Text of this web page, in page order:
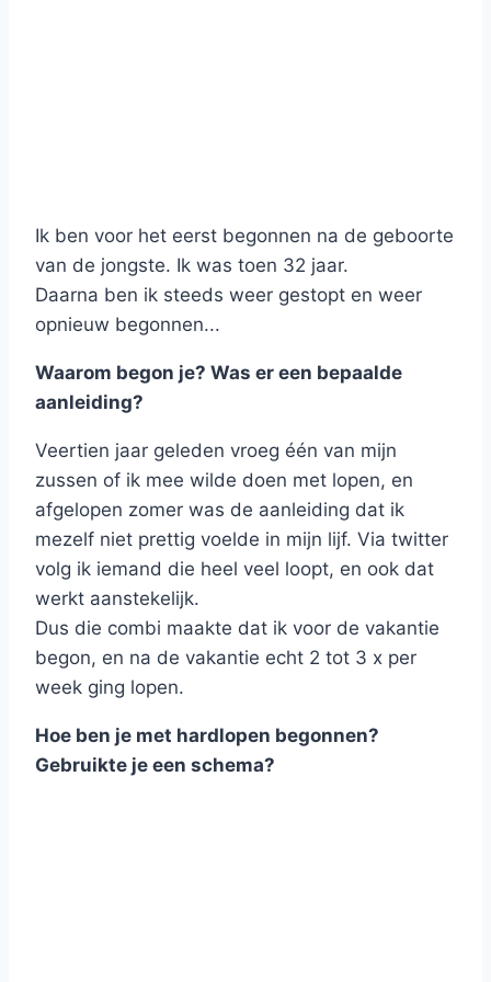
Ik ben voor het eerst begonnen na de geboorte
van de jongste. Ik was toen 32 jaar.
Daarna ben ik steeds weer gestopt en weer
opnieuw begonnen...
Waarom begon je? Was er een bepaalde
aanleiding?
Veertien jaar geleden vroeg één van mijn
zussen of ik mee wilde doen met lopen, en
afgelopen zomer was de aanleiding dat ik
mezelf niet prettig voelde in mijn lijf. Via twitter
volg ik iemand die heel veel loopt, en ook dat
werkt aanstekelijk.
Dus die combi maakte dat ik voor de vakantie
begon, en na de vakantie echt 2 tot 3 x per
week ging lopen.
Hoe ben je met hardlopen begonnen?
Gebruikte je een schema?